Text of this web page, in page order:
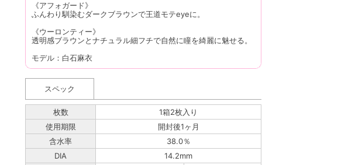
《アフォガード》
ふんわり馴染むダークブラウンで王道モテeyeに。
《ウーロンティー》
透明感ブラウンとナチュラル細フチで自然に瞳を綺麗に魅せる。
モデル：白石麻衣
スペック
枚数
1箱2枚入り
使用期限
開封後1ヶ月
含水率
38.0％
DIA
14.2mm